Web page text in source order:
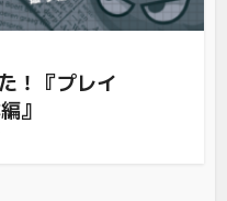
！『プレイ
』